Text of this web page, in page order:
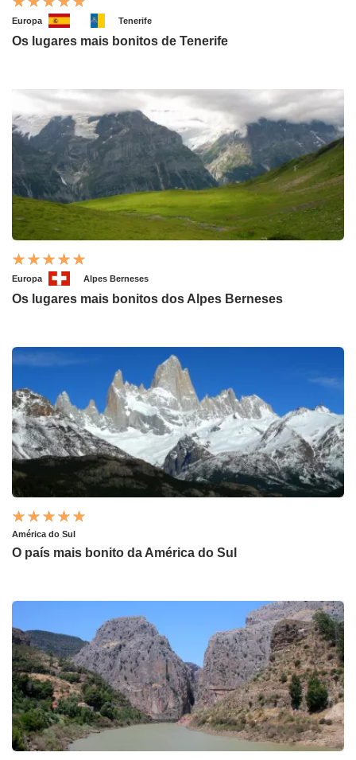
Europa Tenerife
Os lugares mais bonitos de Tenerife
Europa Alpes Berneses
Os lugares mais bonitos dos Alpes Berneses
América do Sul
O país mais bonito da América do Sul